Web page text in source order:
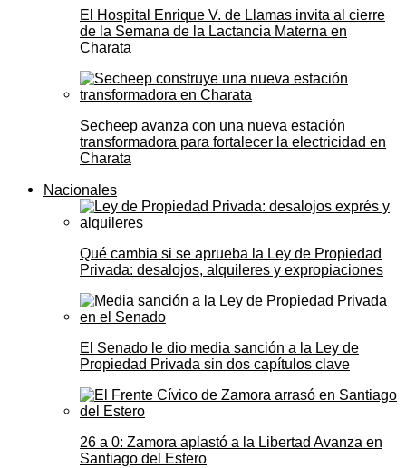
El Hospital Enrique V. de Llamas invita al cierre
de la Semana de la Lactancia Materna en
Charata
Secheep avanza con una nueva estación
transformadora para fortalecer la electricidad en
Charata
Nacionales
Qué cambia si se aprueba la Ley de Propiedad
Privada: desalojos, alquileres y expropiaciones
El Senado le dio media sanción a la Ley de
Propiedad Privada sin dos capítulos clave
26 a 0: Zamora aplastó a la Libertad Avanza en
Santiago del Estero